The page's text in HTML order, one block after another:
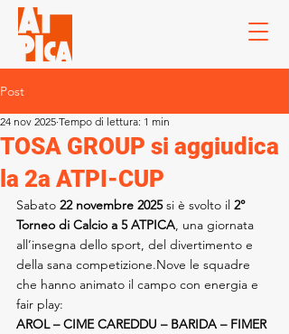
Post
TOSA GROUP si aggiudica
la 2a ATPI-CUP
24 nov 2025 Tempo di lettura: 1 min
Sabato 22 novembre 2025 si è svolto il 2°
Torneo di Calcio a 5 ATPICA, una giornata
all’insegna dello sport, del divertimento e
della sana competizione.Nove le squadre
che hanno animato il campo con energia e
fair play:
AROL – CIME CAREDDU – BARIDA – FIMER